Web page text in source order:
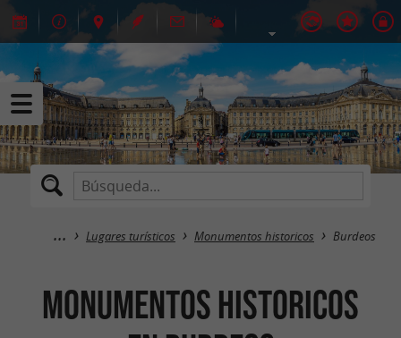
Lugares turísticos Monumentos historicos Burdeos
Monumentos historicos